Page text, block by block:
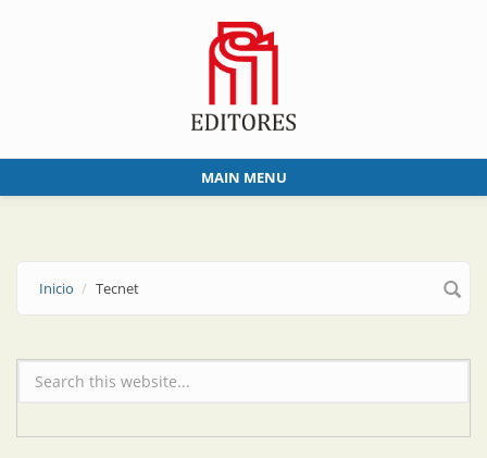
MAIN MENU
Inicio Tecnet
Formulario de búsqueda